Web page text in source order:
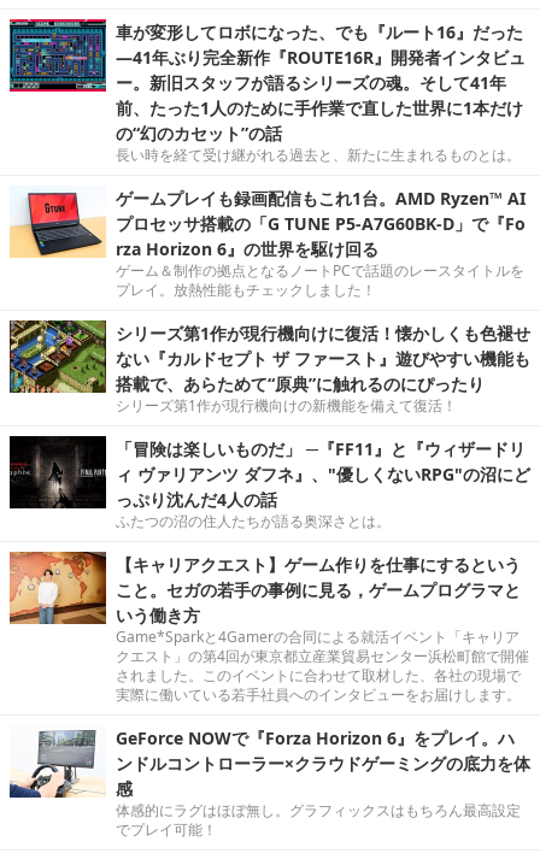
車が変形してロボになった、でも『ルート16』だった
―41年ぶり完全新作『ROUTE16R』開発者インタビュ
ー。新旧スタッフが語るシリーズの魂。そして41年
前、たった1人のために手作業で直した世界に1本だけ
の“幻のカセット”の話
長い時を経て受け継がれる過去と、新たに生まれるものとは。
ゲームプレイも録画配信もこれ1台。AMD Ryzen™ AI
プロセッサ搭載の「G TUNE P5-A7G60BK-D」で『Fo
rza Horizon 6』の世界を駆け回る
ゲーム＆制作の拠点となるノートPCで話題のレースタイトルを
プレイ。放熱性能もチェックしました！
シリーズ第1作が現行機向けに復活！懐かしくも色褪せ
ない『カルドセプト ザ ファースト』遊びやすい機能も
搭載で、あらためて“原典”に触れるのにぴったり
シリーズ第1作が現行機向けの新機能を備えて復活！
「冒険は楽しいものだ」 ─『FF11』と『ウィザードリ
ィ ヴァリアンツ ダフネ』、"優しくないRPG"の沼にど
っぷり沈んだ4人の話
ふたつの沼の住人たちが語る奥深さとは。
【キャリアクエスト】ゲーム作りを仕事にするという
こと。セガの若手の事例に見る，ゲームプログラマと
いう働き方
Game*Sparkと4Gamerの合同による就活イベント「キャリア
クエスト」の第4回が東京都立産業貿易センター浜松町館で開催
されました。このイベントに合わせて取材した、各社の現場で
実際に働いている若手社員へのインタビューをお届けします。
GeForce NOWで『Forza Horizon 6』をプレイ。ハ
ンドルコントローラー×クラウドゲーミングの底力を体
感
体感的にラグはほぼ無し。グラフィックスはもちろん最高設定
でプレイ可能！